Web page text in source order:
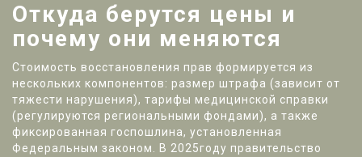
Откуда берутся цены и
почему они меняются
Стоимость восстановления прав формируется из
нескольких компонентов: размер штрафа (зависит от
тяжести нарушения), тарифы медицинской справки
(регулируются региональными фондами), а также
фиксированная госпошлина, установленная
Федеральным законом. В 2025году правительство